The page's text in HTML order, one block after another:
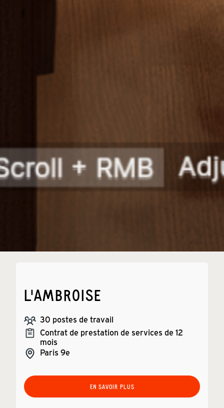
L'AMBROISE
30 postes de travail
Contrat de prestation de services de 12
mois
Paris 9e
EN SAVOIR PLUS